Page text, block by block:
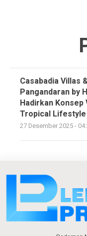
Casabadia Villas
Pangandaran by
Hadirkan Konsep
Tropical Lifestyle
27 Desember 2025 -